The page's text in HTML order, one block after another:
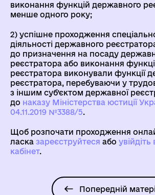
виконання функцій державного
менше одного року;
2) успішне проходження
діяльності державного
до призначення на посаду
реєстратора або виконання
реєстратора виконували функції
реєстратора, перебуваючи у
з іншим суб’єктом державної
до наказу Міністерства юстиції
04.11.2019 №3388/5.
Щоб розпочати проходження
ласка зареєструйтеся aбо
кабінет.
Попередній